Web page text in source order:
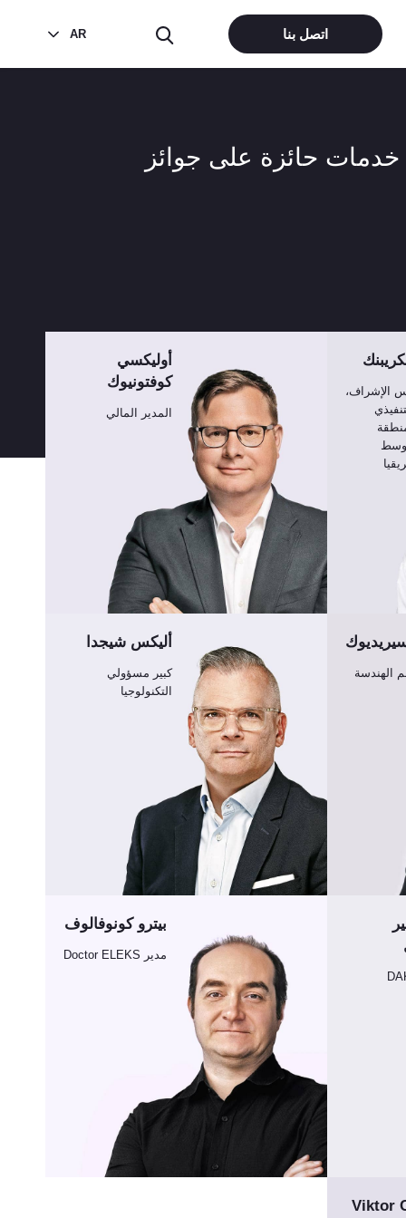
اتصل بنا AR
الإشراف،
أوليكسي
كوفتونيوك
المدير المالي
الهندسة
أليكس شيجدا
كبير مسؤولي
التكنولوجيا
بيترو كونوفالوف
مدير Doctor ELEKS
Viktor